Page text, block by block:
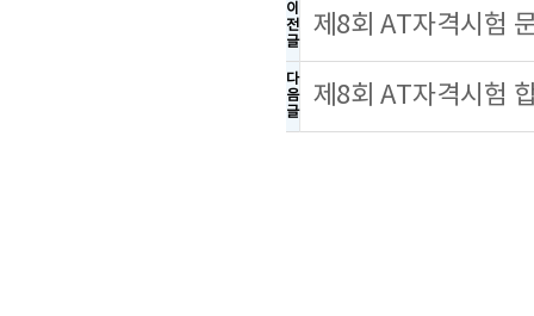
이
전
글
제8회 AT자격시험
다
음
글
제8회 AT자격시험